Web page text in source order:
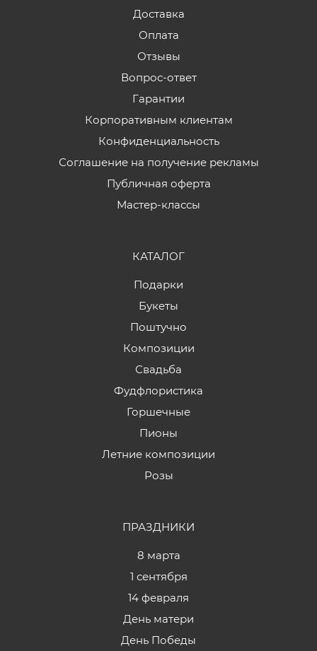
Доставка
Оплата
Отзывы
Вопрос-ответ
Гарантии
Корпоративным клиентам
Конфиденциальность
Соглашение на получение рекламы
Публичная оферта
Мастер-классы
КАТАЛОГ
Подарки
Букеты
Поштучно
Композиции
Свадьба
Фудфлористика
Горшечные
Пионы
Летние композиции
Розы
ПРАЗДНИКИ
8 марта
1 сентября
14 февраля
День матери
День Победы